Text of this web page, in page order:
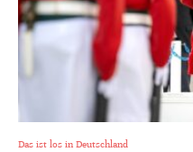
Das ist los in Deutschland